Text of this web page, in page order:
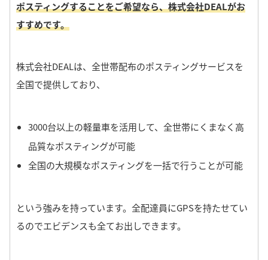
ポスティングすることをご希望なら、株式会社DEALがお
すすめです。
株式会社DEALは、全世帯配布のポスティングサービスを
全国で提供しており、
3000台以上の軽量車を活用して、全世帯にくまなく高
品質なポスティングが可能
全国の大規模なポスティングを一括で行うことが可能
という強みを持っています。 全配達員にGPSを持たせてい
るのでエビデンスも全てお出しできます。